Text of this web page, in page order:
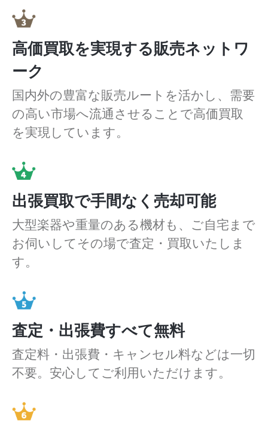
高価買取を実現する販売ネットワ
ーク
国内外の豊富な販売ルートを活かし、需要
の高い市場へ流通させることで高価買取
を実現しています。
出張買取で手間なく売却可能
大型楽器や重量のある機材も、ご自宅まで
お伺いしてその場で査定・買取いたしま
す。
査定・出張費すべて無料
査定料・出張費・キャンセル料などは一切
不要。安心してご利用いただけます。